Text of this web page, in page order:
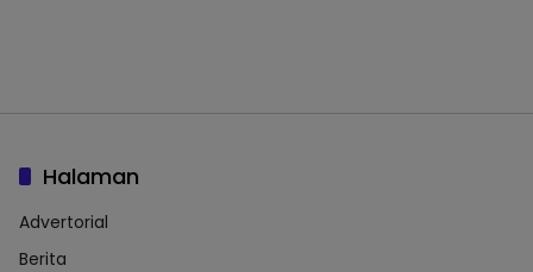
Halaman
Advertorial
Berita